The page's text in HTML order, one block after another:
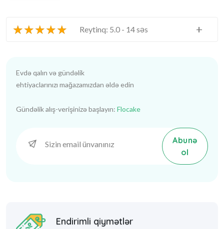
★★★★★ Reytinq: 5.0 - 14 səs +
Evdə qalın və gündəlik
ehtiyaclarınızı mağazamızdan əldə edin
Gündəlik alış-verişinizə başlayın: Flocake
Abunə
ol
Endirimli qiymətlər